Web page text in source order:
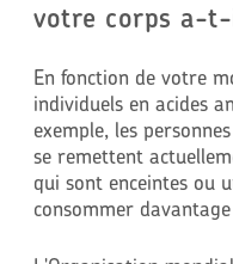
votre corps a-
En fonction de votre
individuels en acides
exemple, les
se remettent
qui sont enceintes ou
consommer